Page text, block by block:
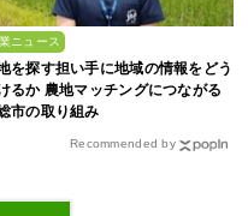
ニュース
を探す担い手に地域の情報をどう
るか 農地マッチングにつながる
市の取り組み
Recommended by